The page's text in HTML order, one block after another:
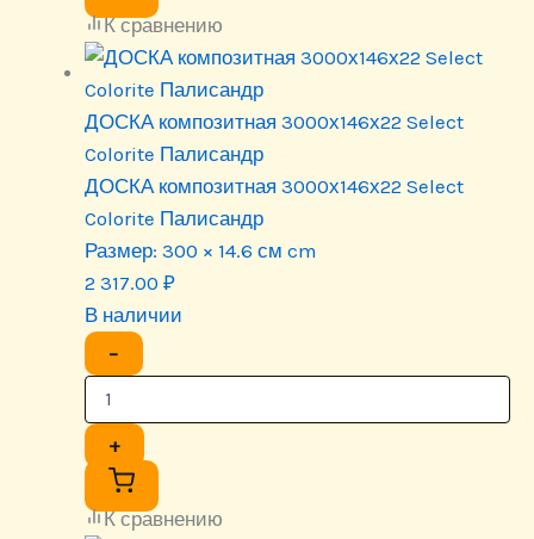
К сравнению
ДОСКА композитная 3000х146х22 Select
Colorite Палисандр
ДОСКА композитная 3000х146х22 Select
Colorite Палисандр
Размер: 300 × 14.6 см cm
2 317.00 ₽
В наличии
−
+
К сравнению